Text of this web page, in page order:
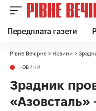
Передплата газети
Рівне Вечірнє > Новини >
НОВИНИ
Зрадник